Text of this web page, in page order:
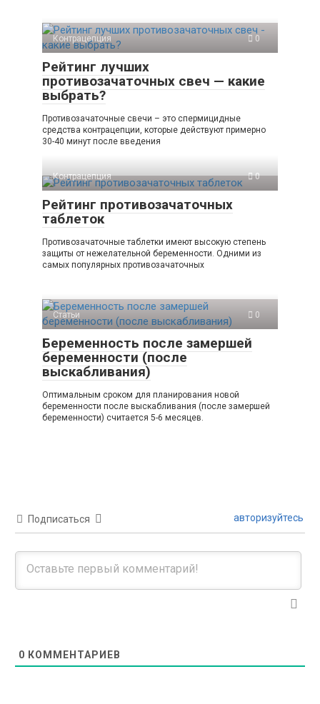
Контрацепция 0
Рейтинг лучших
противозачаточных свеч — какие
выбрать?
Противозачаточные свечи – это спермицидные
средства контрацепции, которые действуют примерно
30-40 минут после введения
Контрацепция 0
Рейтинг противозачаточных
таблеток
Противозачаточные таблетки имеют высокую степень
защиты от нежелательной беременности. Одними из
самых популярных противозачаточных
Статьи 0
Беременность после замершей
беременности (после
выскабливания)
Оптимальным сроком для планирования новой
беременности после выскабливания (после замершей
беременности) считается 5-6 месяцев.
Подписаться авторизуйтесь
0 КОММЕНТАРИЕВ